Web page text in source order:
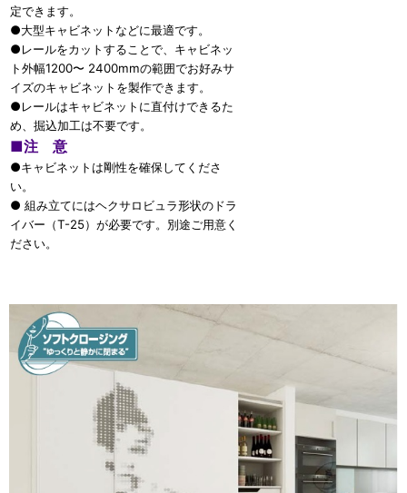
定できます。
●大型キャビネットなどに最適です。
●レールをカットすることで、キャビネッ
ト外幅1200〜 2400mmの範囲でお好みサ
イズのキャビネットを製作できます。
●レールはキャビネットに直付けできるた
め、掘込加工は不要です。
■注 意
●キャビネットは剛性を確保してくださ
い。
● 組み立てにはヘクサロビュラ形状のドラ
イバー（T-25）が必要です。別途ご用意く
ださい。